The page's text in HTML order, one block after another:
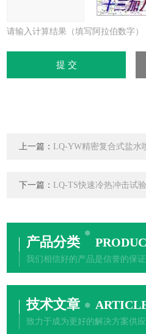
请输入计算结果（填写阿拉伯数字
上一篇： LQ-YW精密复合式盐水
下一篇： LQ-TS快速冷热冲击试
产品分类
我们相信好的产品是信誉的保证
技术文章
致力于成为更好的解决方案供应